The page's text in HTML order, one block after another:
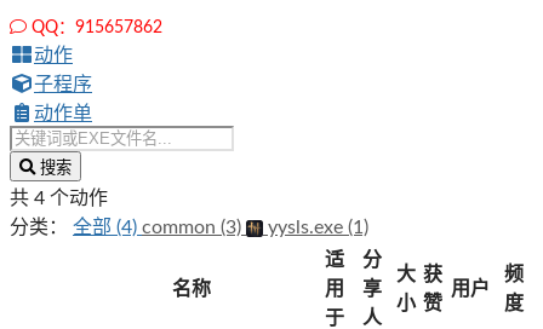
QQ：915657862
动作
子程序
动作单
搜索
共 4 个动作
分类：
全部 (4) common (3) yysls.exe (1)
名称
适
用
于
分
享
人
大
小
获
赞
用户
频
度